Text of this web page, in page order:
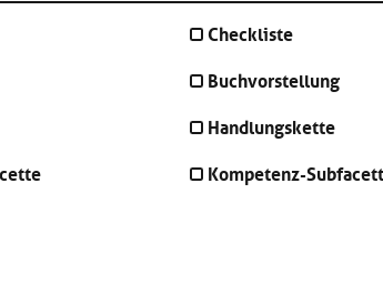
Checkliste
Buchvorstellung
Handlungskette
Kompetenz-